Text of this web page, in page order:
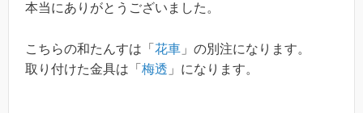
本当にありがとうございました。
こちらの和たんすは「 花車 」の別注になります。
取り付けた金具は「 梅透 」になります。